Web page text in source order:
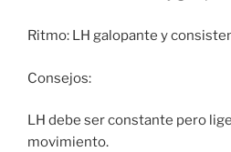
Ritmo: LH galopante y
Consejos:
LH debe ser constante pero
movimiento.